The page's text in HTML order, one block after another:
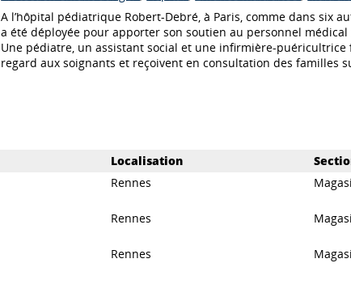
A l’hôpital pédiatrique Robert-Debré, à Paris, comme dans six
a été déployée pour apporter son soutien au personnel
Une pédiatre, un assistant social et une infirmière-
regard aux soignants et reçoivent en consultation des familles
Localisation
Rennes
Rennes
Rennes